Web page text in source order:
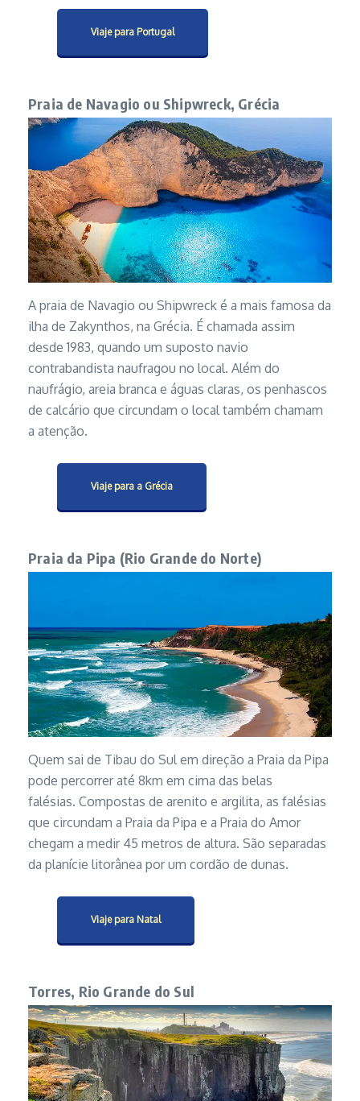
Viaje para Portugal
Praia de Navagio ou Shipwreck, Grécia
A praia de Navagio ou Shipwreck é a mais famosa da
ilha de Zakynthos, na Grécia. É chamada assim
desde 1983, quando um suposto navio
contrabandista naufragou no local. Além do
naufrágio, areia branca e águas claras, os penhascos
de calcário que circundam o local também chamam
a atenção.
Viaje para a Grécia
Praia da Pipa (Rio Grande do Norte)
Quem sai de Tibau do Sul em direção a Praia da Pipa
pode percorrer até 8km em cima das belas
falésias. Compostas de arenito e argilita, as falésias
que circundam a Praia da Pipa e a Praia do Amor
chegam a medir 45 metros de altura. São separadas
da planície litorânea por um cordão de dunas.
Viaje para Natal
Torres, Rio Grande do Sul